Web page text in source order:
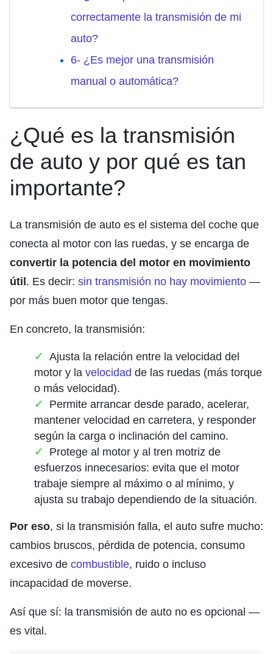
correctamente la transmisión de mi
auto?
6- ¿Es mejor una transmisión
manual o automática?
¿Qué es la transmisión
de auto y por qué es tan
importante?
La transmisión de auto es el sistema del coche que
conecta al motor con las ruedas, y se encarga de
convertir la potencia del motor en movimiento
útil . Es decir: sin transmisión no hay movimiento —
por más buen motor que tengas.
En concreto, la transmisión:
Ajusta la relación entre la velocidad del
motor y la velocidad de las ruedas (más torque
o más velocidad).
Permite arrancar desde parado, acelerar,
mantener velocidad en carretera, y responder
según la carga o inclinación del camino.
Protege al motor y al tren motriz de
esfuerzos innecesarios: evita que el motor
trabaje siempre al máximo o al mínimo, y
ajusta su trabajo dependiendo de la situación.
Por eso, si la transmisión falla, el auto sufre mucho:
cambios bruscos, pérdida de potencia, consumo
excesivo de combustible, ruido o incluso
incapacidad de moverse.
Así que sí: la transmisión de auto no es opcional —
es vital.